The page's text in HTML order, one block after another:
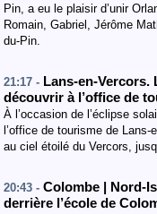
Pin, a eu le plaisir d’unir
Romain, Gabriel, Jérôme
du-Pin.
21:17 - Lans-en-Vercors.
découvrir à l’office de
À l’occasion de l’éclipse
l’office de tourisme de
au ciel étoilé du Vercors,
20:43 - Colombe | Nord-
derrière l’école de